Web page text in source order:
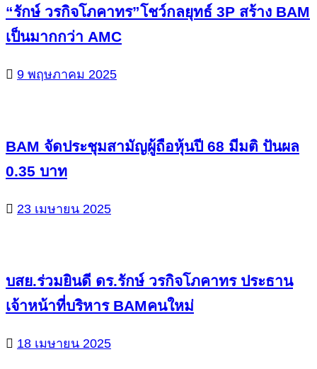
“รักษ์ วรกิจโภคาทร”โชว์กลยุทธ์ 3P สร้าง BAM
เป็นมากกว่า AMC
9 พฤษภาคม 2025
BAM จัดประชุมสามัญผู้ถือหุ้นปี 68 มีมติ ปันผล
0.35 บาท
23 เมษายน 2025
บสย.ร่วมยินดี ดร.รักษ์ วรกิจโภคาทร ประธาน
เจ้าหน้าที่บริหาร BAMคนใหม่
18 เมษายน 2025